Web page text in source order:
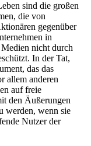
sind die großen
die von
gegenüber
in
nicht durch
In der Tat,
das das
allem anderen
auf freie
den Äußerungen
werden, wenn sie
Nutzer der